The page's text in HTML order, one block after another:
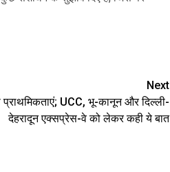
Next
प्राथमिकताएं; UCC, भू-कानून और दिल्ली-
देहरादून एक्सप्रेस-वे को लेकर कही ये बात